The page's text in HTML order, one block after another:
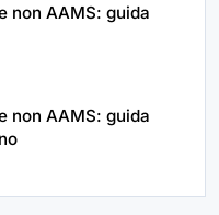
non AAMS: guida
non AAMS: guida